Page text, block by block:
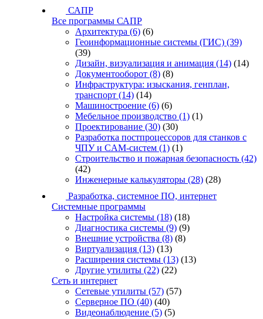
САПР
Все программы САПР
Архитектура (6) (6)
Геоинформационные системы (ГИС) (39)
(39)
Дизайн, визуализация и анимация (14) (14)
Документооборот (8) (8)
Инфраструктура: изыскания, генплан,
транспорт (14) (14)
Машиностроение (6) (6)
Мебельное производство (1) (1)
Проектирование (30) (30)
Разработка постпроцессоров для станков с
ЧПУ и CAM-систем (1) (1)
Строительство и пожарная безопасность (42)
(42)
Инженерные калькуляторы (28) (28)
Разработка, системное ПО, интернет
Системные программы
Настройка системы (18) (18)
Диагностика системы (9) (9)
Внешние устройства (8) (8)
Виртуализация (13) (13)
Расширения системы (13) (13)
Другие утилиты (22) (22)
Сеть и интернет
Сетевые утилиты (57) (57)
Серверное ПО (40) (40)
Видеонаблюдение (5) (5)